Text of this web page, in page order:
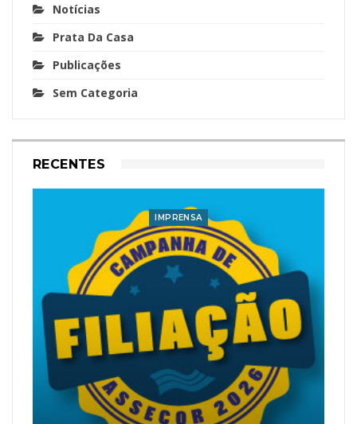
Notícias
Prata Da Casa
Publicações
Sem Categoria
RECENTES
IMPRENSA